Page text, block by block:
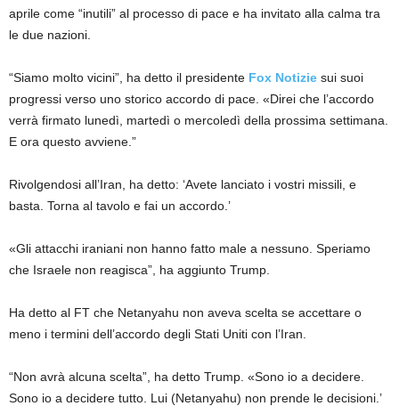
aprile come “inutili” al processo di pace e ha invitato alla calma tra
le due nazioni.
“Siamo molto vicini”, ha detto il presidente Fox Notizie sui suoi
progressi verso uno storico accordo di pace. «Direi che l’accordo
verrà firmato lunedì, martedì o mercoledì della prossima settimana.
E ora questo avviene.”
Rivolgendosi all’Iran, ha detto: ‘Avete lanciato i vostri missili, e
basta. Torna al tavolo e fai un accordo.’
«Gli attacchi iraniani non hanno fatto male a nessuno. Speriamo
che Israele non reagisca”, ha aggiunto Trump.
Ha detto al FT che Netanyahu non aveva scelta se accettare o
meno i termini dell’accordo degli Stati Uniti con l’Iran.
“Non avrà alcuna scelta”, ha detto Trump. «Sono io a decidere.
Sono io a decidere tutto. Lui (Netanyahu) non prende le decisioni.’